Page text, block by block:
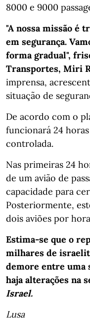
8000 e 9000
"A nossa missão é
em segurança.
forma gradual",
Transportes, Miri
imprensa,
situação de
De acordo com o
funcionará 24
controlada.
Nas primeiras 24
de um avião de
capacidade para
Posteriormente,
dois aviões por
Estima-se que o
milhares de
demore entre uma
haja alterações na
Israel.
Lusa